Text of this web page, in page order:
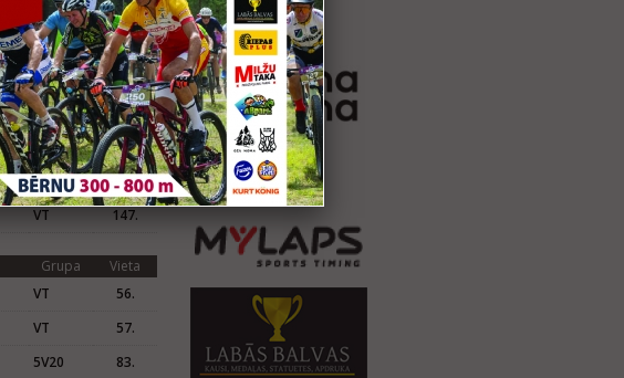
10V20
174.
5V20
181.
MO
(tautas
klase)
25.
VT
117.
VT
190.
VT 147.
Grupa
Vieta
VT
56.
VT
57.
5V20
83.